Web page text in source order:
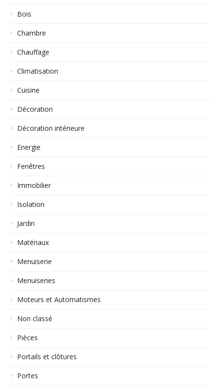
Bois
Chambre
Chauffage
Climatisation
Cuisine
Décoration
Décoration intérieure
Energie
Fenêtres
Immobilier
Isolation
Jardin
Matériaux
Menuiserie
Menuiseries
Moteurs et Automatismes
Non classé
Pièces
Portails et clôtures
Portes